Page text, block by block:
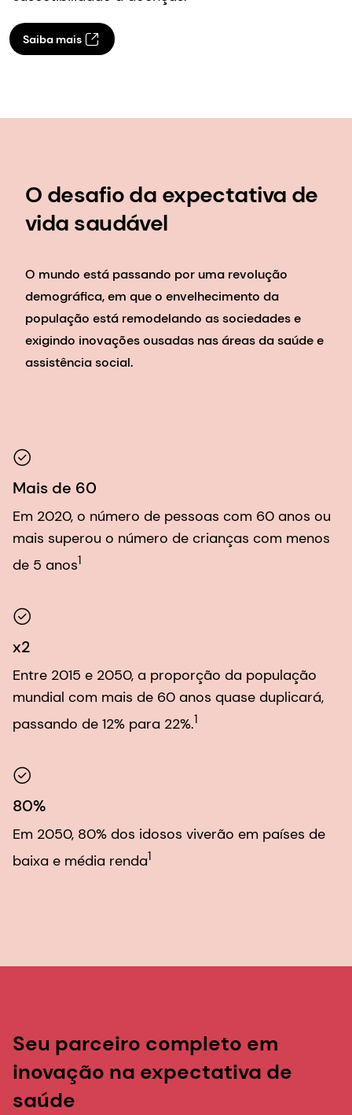
Saiba mais
O desafio da expectativa de
vida saudável
O mundo está passando por uma revolução
demográfica, em que o envelhecimento da
população está remodelando as sociedades e
exigindo inovações ousadas nas áreas da saúde e
assistência social.
Mais de 60
Em 2020, o número de pessoas com 60 anos ou
mais superou o número de crianças com menos
de 5 anos1
x2
Entre 2015 e 2050, a proporção da população
mundial com mais de 60 anos quase duplicará,
passando de 12% para 22%.1
80%
Em 2050, 80% dos idosos viverão em países de
baixa e média renda1
Seu parceiro completo em
inovação na expectativa de
saúde